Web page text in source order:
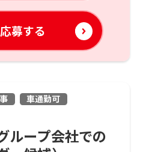
募する
車通勤可
ループ会社での